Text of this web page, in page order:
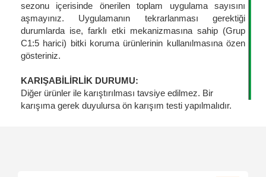
sezonu içerisinde önerilen toplam uygulama sayısını
aşmayınız. Uygulamanın tekrarlanması gerektiği
durumlarda ise, farklı etki mekanizmasına sahip (Grup
C1:5 harici) bitki koruma ürünlerinin kullanılmasına özen
gösteriniz.
KARIŞABİLİRLİK DURUMU:
Diğer ürünler ile karıştırılması tavsiye edilmez. Bir
karışıma gerek duyulursa ön karışım testi yapılmalıdır.